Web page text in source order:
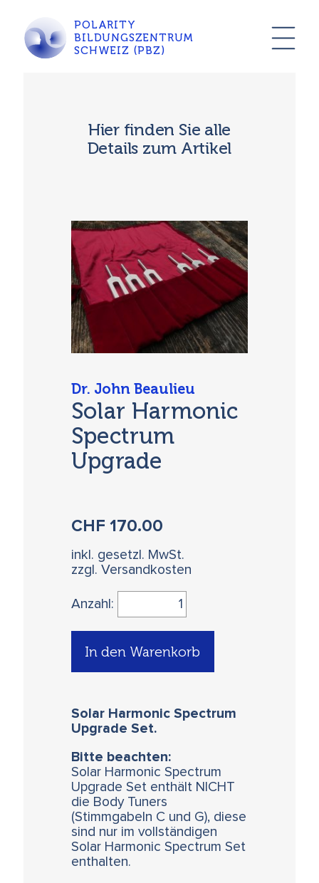
POLARITY
BILDUNGSZENTRUM
SCHWEIZ (PBZ)
Hier finden Sie alle
Details zum Artikel
Dr. John Beaulieu
Solar Harmonic
Spectrum
Upgrade
CHF170.00
inkl. gesetzl. MwSt.
zzgl. Versandkosten
Anzahl:
In den Warenkorb
Solar Harmonic Spectrum
Upgrade Set.
Bitte beachten:
Solar Harmonic Spectrum
Upgrade Set enthält NICHT
die Body Tuners
(Stimmgabeln C und G), diese
sind nur im vollständigen
Solar Harmonic Spectrum Set
enthalten.